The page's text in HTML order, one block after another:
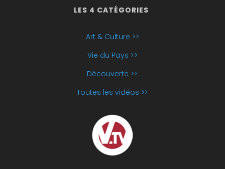
LES 4 CATÉGORIES
Art & Culture >>
Vie du Pays >>
Découverte >>
Toutes les vidéos >>